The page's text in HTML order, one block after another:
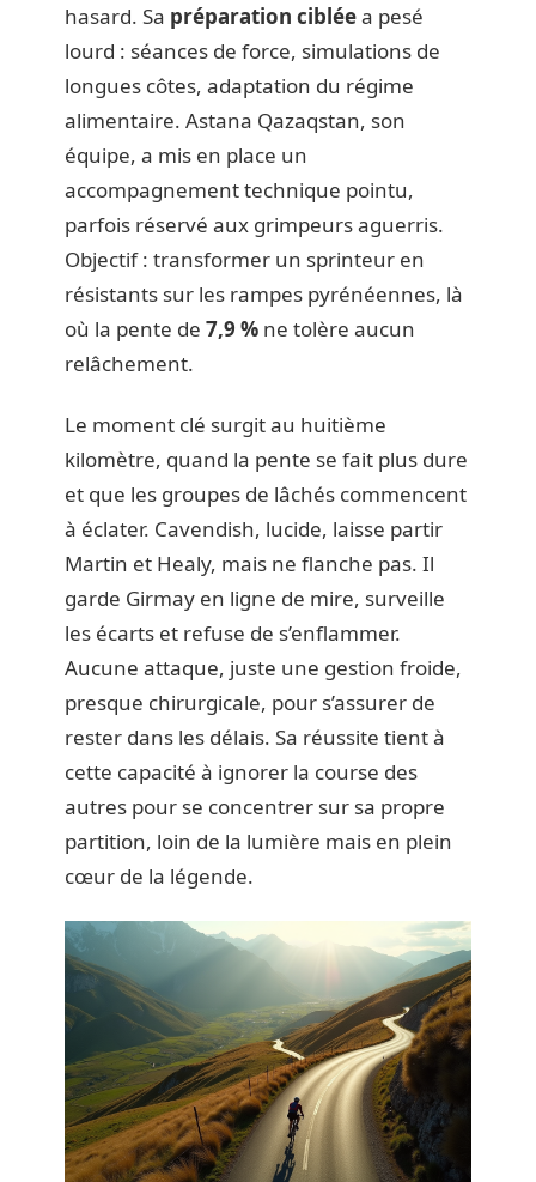
hasard. Sa préparation cibléea pesé
lourd : séances de force, simulations de
longues côtes, adaptation du régime
alimentaire. Astana Qazaqstan, son
équipe, a mis en place un
accompagnement technique pointu,
parfois réservé aux grimpeurs aguerris.
Objectif : transformer un sprinteur en
résistants sur les rampes pyrénéennes, là
où la pente de 7,9 % ne tolère aucun
relâchement.
Le moment clé surgit au huitième
kilomètre, quand la pente se fait plus dure
et que les groupes de lâchés commencent
à éclater. Cavendish, lucide, laisse partir
Martin et Healy, mais ne flanche pas. Il
garde Girmay en ligne de mire, surveille
les écarts et refuse de s’enflammer.
Aucune attaque, juste une gestion froide,
presque chirurgicale, pour s’assurer de
rester dans les délais. Sa réussite tient à
cette capacité à ignorer la course des
autres pour se concentrer sur sa propre
partition, loin de la lumière mais en plein
cœur de la légende.